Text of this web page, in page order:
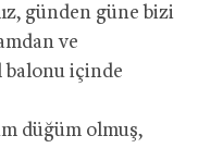
günden güne bizi
ve
içinde
düğüm olmuş,